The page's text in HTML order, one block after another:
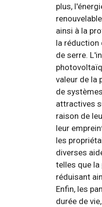
plus,
ainsi à la
la
de serre.
valeur de la
de
attractives
raison de
leur
les
diverses
telles que
réduisant
Enfin, les
durée de